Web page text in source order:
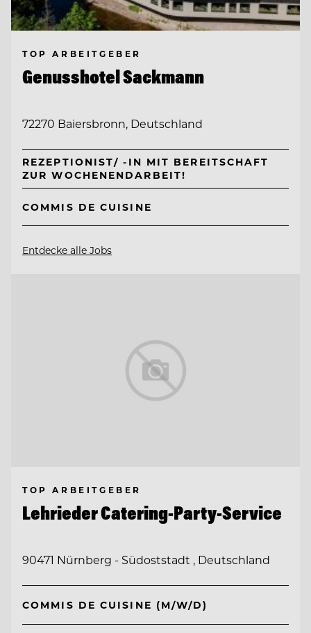
TOP ARBEITGEBER
Genusshotel Sackmann
72270 Baiersbronn, Deutschland
REZEPTIONIST/ -IN MIT BEREITSCHAFT
ZUR WOCHENENDARBEIT!
COMMIS DE CUISINE
Entdecke alle Jobs
TOP ARBEITGEBER
Lehrieder Catering-Party-Service
90471 Nürnberg - Südoststadt , Deutschland
COMMIS DE CUISINE (M/W/D)